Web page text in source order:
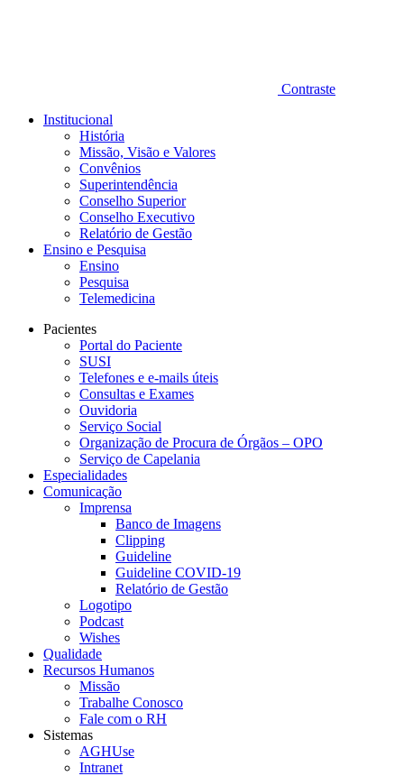
Contraste
Institucional
História
Missão, Visão e Valores
Convênios
Superintendência
Conselho Superior
Conselho Executivo
Relatório de Gestão
Ensino e Pesquisa
Ensino
Pesquisa
Telemedicina
Pacientes
Portal do Paciente
SUSI
Telefones e e-mails úteis
Consultas e Exames
Ouvidoria
Serviço Social
Organização de Procura de Órgãos – OPO
Serviço de Capelania
Especialidades
Comunicação
Imprensa
Banco de Imagens
Clipping
Guideline
Guideline COVID-19
Relatório de Gestão
Logotipo
Podcast
Wishes
Qualidade
Recursos Humanos
Missão
Trabalhe Conosco
Fale com o RH
Sistemas
AGHUse
Intranet